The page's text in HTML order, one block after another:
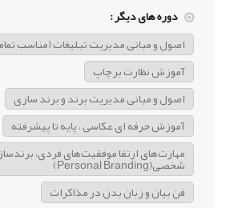
دوره های دیگر :
اصول و مبانی مدیریت تبلیغات (مناسب
آموزش نظارت بر چاپ
اصول و مبانی مدیریت برند و برند سازی
آموزش حرفه ای عکاسی ، پایه تا پیشرفته
مهارت‌های ارتقا موفقیت‌های فردی،
شخصی(Personal Branding)
فن بیان و زبان بدن در مذاکرات